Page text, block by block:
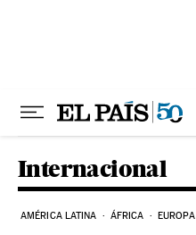
Internacional
AMÉRICA LATINA ÁFRICA EUROPA